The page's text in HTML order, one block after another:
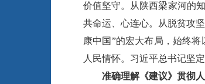
价值坚守。从陕西梁家河的
共命运、心连心。从脱贫攻
康中国”的宏大布局，始终
人民情怀。习近平总书记坚
准确理解《建议》贯彻